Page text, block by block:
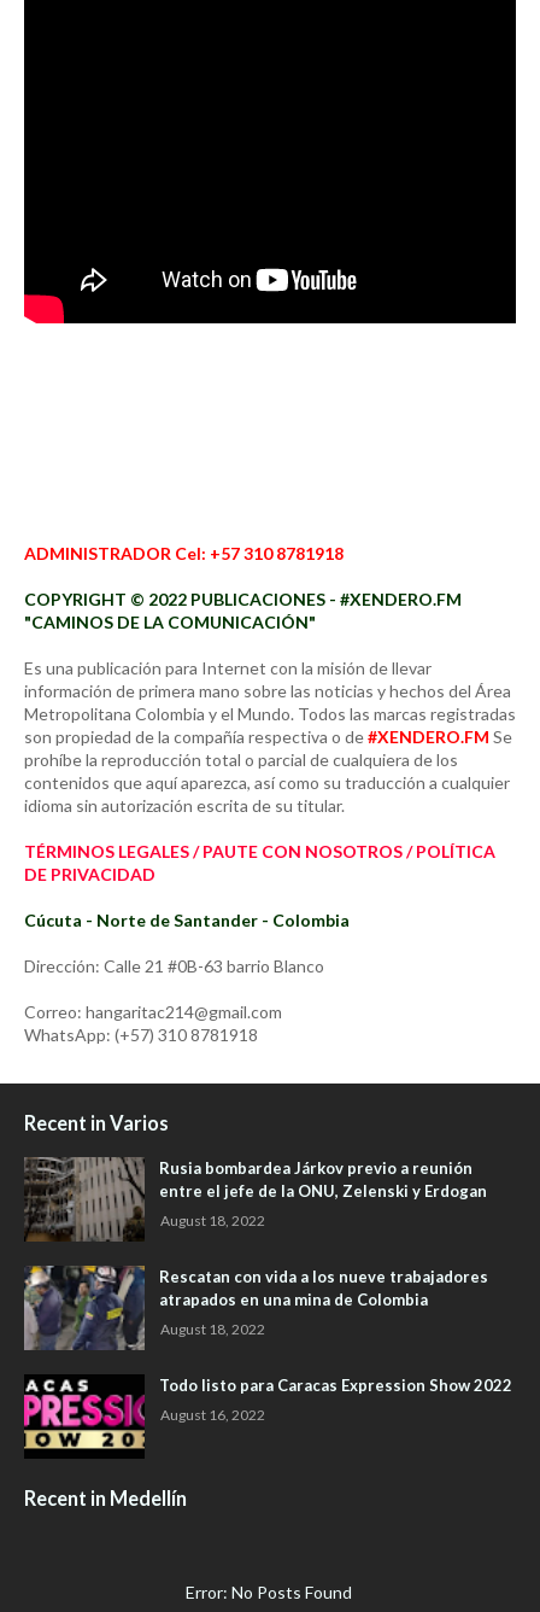
ADMINISTRADOR Cel: +57 310 8781918
COPYRIGHT © 2022 PUBLICACIONES - #XENDERO.FM
"CAMINOS DE LA COMUNICACIÓN"
Es una publicación para Internet con la misión de llevar
información de primera mano sobre las noticias y hechos del Área
Metropolitana Colombia y el Mundo. Todos las marcas registradas
son propiedad de la compañía respectiva o de#XENDERO.FM Se
prohíbe la reproducción total o parcial de cualquiera de los
contenidos que aquí aparezca, así como su traducción a cualquier
idioma sin autorización escrita de su titular.
TÉRMINOS LEGALES / PAUTE CON NOSOTROS / POLÍTICA
DE PRIVACIDAD
Cúcuta - Norte de Santander - Colombia
Dirección: Calle 21 #0B-63 barrio Blanco
Correo: hangaritac214@gmail.com
WhatsApp: (+57) 310 8781918
Recent in Varios
Rusia bombardea Járkov previo a reunión
entre el jefe de la ONU, Zelenski y Erdogan
August 18, 2022
Rescatan con vida a los nueve trabajadores
atrapados en una mina de Colombia
August 18, 2022
Todo listo para Caracas Expression Show 2022
August 16, 2022
Recent in Medellín
Error: No Posts Found